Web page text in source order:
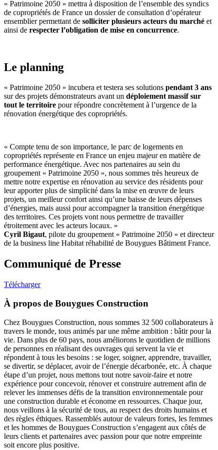
« Patrimoine 2050 » mettra à disposition de l’ensemble des syndics
de copropriétés de France un dossier de consultation d’opérateur
ensemblier permettant de solliciter plusieurs acteurs du marché et
ainsi de respecter l’obligation de mise en concurrence.
Le planning
« Patrimoine 2050 » incubera et testera ses solutions pendant 3 ans
sur des projets démonstrateurs avant un déploiement massif sur
tout le territoire pour répondre concrètement à l’urgence de la
rénovation énergétique des copropriétés.
« Compte tenu de son importance, le parc de logements en
copropriétés représente en France un enjeu majeur en matière de
performance énergétique. Avec nos partenaires au sein du
groupement « Patrimoine 2050 », nous sommes très heureux de
mettre notre expertise en rénovation au service des résidents pour
leur apporter plus de simplicité dans la mise en œuvre de leurs
projets, un meilleur confort ainsi qu’une baisse de leurs dépenses
d’énergies, mais aussi pour accompagner la transition énergétique
des territoires. Ces projets vont nous permettre de travailler
étroitement avec les acteurs locaux. »
Cyril Bigaut, pilote du groupement « Patrimoine 2050 » et directeur
de la business line Habitat réhabilité de Bouygues Bâtiment France.
Communiqué de Presse
Télécharger
À propos de Bouygues Construction
Chez Bouygues Construction, nous sommes 32 500 collaborateurs à
travers le monde, tous animés par une même ambition : bâtir pour la
vie. Dans plus de 60 pays, nous améliorons le quotidien de millions
de personnes en réalisant des ouvrages qui servent la vie et
répondent à tous les besoins : se loger, soigner, apprendre, travailler,
se divertir, se déplacer, avoir de l’énergie décarbonée, etc. À chaque
étape d’un projet, nous mettons tout notre savoir-faire et notre
expérience pour concevoir, rénover et construire autrement afin de
relever les immenses défis de la transition environnementale pour
une construction durable et économe en ressources. Chaque jour,
nous veillons à la sécurité de tous, au respect des droits humains et
des règles éthiques. Rassemblés autour de valeurs fortes, les femmes
et les hommes de Bouygues Construction s’engagent aux côtés de
leurs clients et partenaires avec passion pour que notre empreinte
soit encore plus positive.